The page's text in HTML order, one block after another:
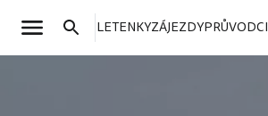
LETENKYZÁJEZDYPRŮVODCI